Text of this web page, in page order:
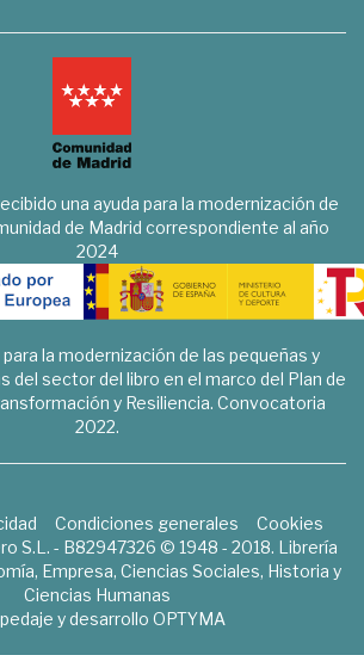
una ayuda para la modernización de
de Madrid correspondiente al año
2024
la modernización de las pequeñas y
del sector del libro en el marco del Plan de
y Resiliencia. Convocatoria
2022.
Condiciones generales
Cookies
S.L. - B82947326 © 1948 - 2018. Librería
Empresa, Ciencias Sociales, Historia y
Ciencias Humanas
y desarrollo OPTYMA